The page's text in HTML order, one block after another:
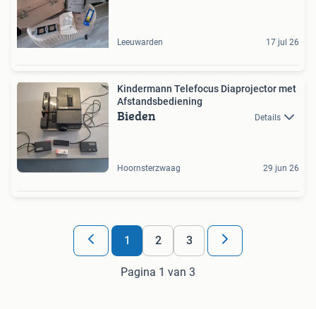
Leeuwarden 17 jul 26
Kindermann Telefocus Diaprojector met
Afstandsbediening
Bieden Details
Hoornsterzwaag 29 jun 26
1 2 3
Pagina 1 van 3